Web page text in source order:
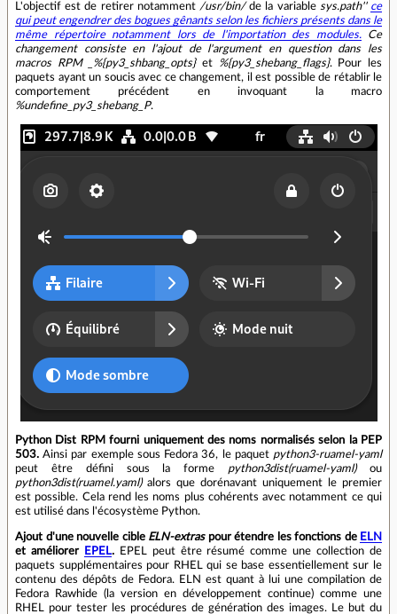
L'objectif est de retirer notamment /usr/bin/de la variable sys.path'' ce
qui peut engendrer des bogues gênants selon les fichiers présents dans le
même répertoire notamment lors de l'importation des modules.Ce
changement consiste en l'ajout de l'argument en question dans les
macros RPM _%{py3_shbang_opts}et %{py3_shebang_flags}. Pour les
paquets ayant un soucis avec ce changement, il est possible de rétablir le
comportement précédent en invoquant la macro
%undefine_py3_shebang_P.
Python Dist RPM fourni uniquement des noms normalisés selon la PEP
503. Ainsi par exemple sous Fedora 36, le paquet python3-ruamel-yaml
peut être défini sous la forme python3dist(ruamel-yaml)ou
python3dist(ruamel.yaml)alors que dorénavant uniquement le premier
est possible. Cela rend les noms plus cohérents avec notamment ce qui
est utilisé dans l'écosystème Python.
Ajout d'une nouvelle cible ELN-extraspour étendre les fonctions de ELN
et améliorer
EPEL.EPEL peut être résumé comme une collection de
paquets supplémentaires pour RHEL qui se base essentiellement sur le
contenu des dépôts de Fedora. ELN est quant à lui une compilation de
Fedora Rawhide (la version en développement continue) comme une
RHEL pour tester les procédures de génération des images. Le but du